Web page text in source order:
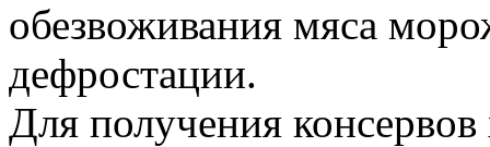
обезвоживания мяса
дефростации.
Для получения консервов